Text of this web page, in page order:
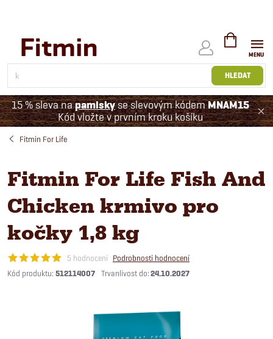
HLEDAT
NÁKUPNÍ
KOŠÍK
15 % sleva napamlskyse slevovým kódemMNAM15
Kód vložte v prvním kroku košíku
Fitmin For Life
Fitmin For Life Fish And
Chicken krmivo pro
kočky 1,8 kg
5 hodnocení Podrobnosti hodnocení
Kód produktu: 512114007 24.10.2027